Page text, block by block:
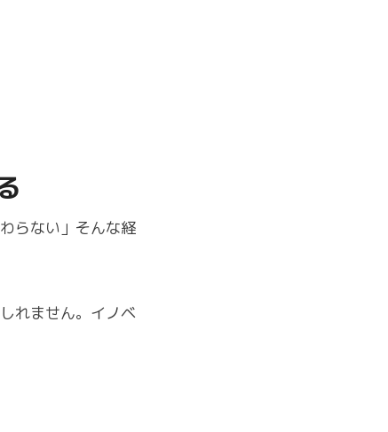
らない」そんな経
れません。イノベ